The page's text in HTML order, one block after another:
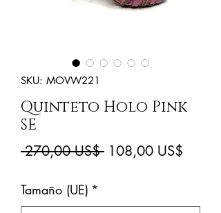
SKU: MOVW221
Quinteto Holo Pink
SE
270,00 US$ Precio
108,00 US$
Tamaño (UE) *